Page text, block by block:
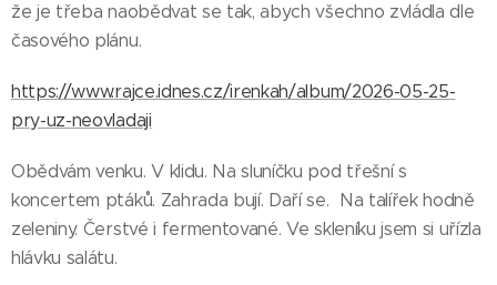
že je třeba naobědvat se tak, abych všechno zvládla dle
časového plánu.
https://www.rajce.idnes.cz/irenkah/album/2026-05-25-
pry-uz-neovladaji
Obědvám venku. V klidu. Na sluníčku pod třešní s
koncertem ptáků. Zahrada bují. Daří se. Na talířek hodně
zeleniny. Čerstvé i fermentované. Ve skleníku jsem si uřízla
hlávku salátu.